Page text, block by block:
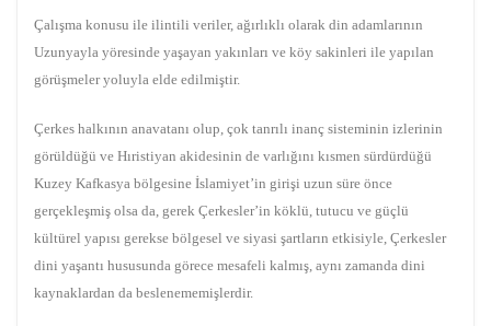
Çalışma konusu ile ilintili veriler, ağırlıklı olarak din adamlarının
Uzunyayla yöresinde yaşayan yakınları ve köy sakinleri ile yapılan
görüşmeler yoluyla elde edilmiştir.
Çerkes halkının anavatanı olup, çok tanrılı inanç sisteminin izlerinin
görüldüğü ve Hıristiyan akidesinin de varlığını kısmen sürdürdüğü
Kuzey Kafkasya bölgesine İslamiyet’in girişi uzun süre önce
gerçekleşmiş olsa da, gerek Çerkesler’in köklü, tutucu ve güçlü
kültürel yapısı gerekse bölgesel ve siyasi şartların etkisiyle, Çerkesler
dini yaşantı hususunda görece mesafeli kalmış, aynı zamanda dini
kaynaklardan da beslenememişlerdir.